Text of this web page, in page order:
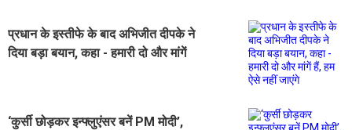
प्रधान के इस्तीफे के बाद अभिजीत दीपके ने
दिया बड़ा बयान, कहा - हमारी दो और मांगें
‘कुर्सी छोड़कर इन्फ्लुएंसर बनें PM मोदी’,